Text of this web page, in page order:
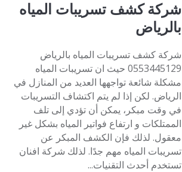
شركة كشف تسريبات المياه
بالرياض
شركة كشف تسريبات المياه بالرياض
0553445129 حيث ان تسريبات المياه
مشكلة شائعة تواجهها العديد من المنازل في
الرياض. لكن إذا لم يتم اكتشاف التسريبات
في وقت مبكر، يمكن أن تؤدي إلى تلف
الممتلكات و ارتفاع فواتير المياه بشكل غير
معقول. لذلك فإن الكشف المبكر عن
تسريبات المياه مهم جدًا. لذلك شركة افنان
تستخدم أحدث التقنيات...